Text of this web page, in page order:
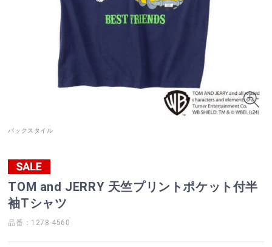
バックスタイル
TOM and JERRY 天竺プリントポケット付半
袖Tシャツ
品番：1278-4560